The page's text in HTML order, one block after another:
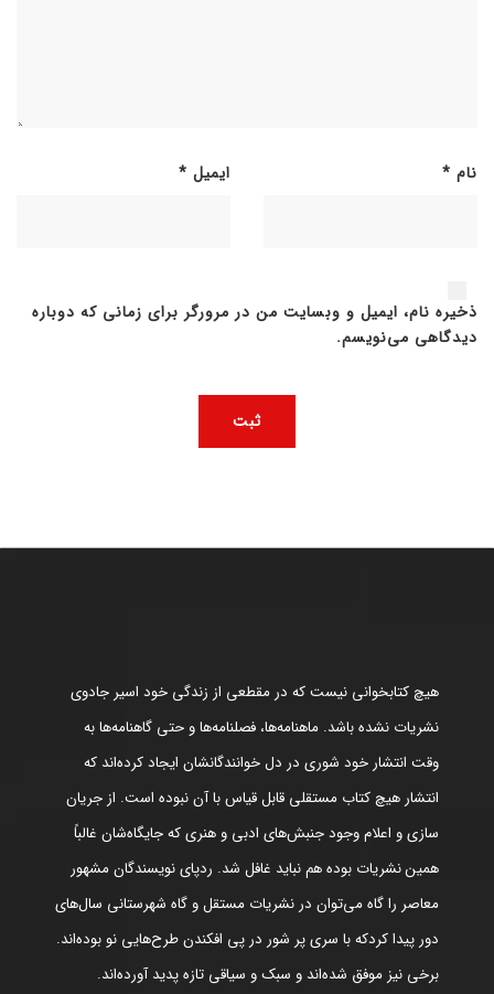
نام * ایمیل *
ذخیره نام، ایمیل و وبسایت من در مرورگر برای زمانی که دوباره
دیدگاهی می‌نویسم.
هیچ کتابخوانی نیست که در مقطعی از زندگی خود اسیر جادوی
نشریات نشده باشد. ماهنامه‌ها، فصلنامه‌ها و حتی گاهنامه‌ها به
وقت انتشار خود شوری در دل خوانندگانشان ایجاد کرده‌اند که
انتشار هیچ کتاب مستقلی قابل قیاس با آن نبوده است. از جریان
سازی و اعلام وجود جنبش‌های ادبی و هنری که جایگاه‌شان غالباً
همین نشریات بوده هم نباید غافل شد. ردپای نویسندگان مشهور
معاصر را گاه می‌توان در نشریات مستقل و گاه شهرستانی سال‌های
دور پیدا کردکه با سری پر شور در پی افکندن طرح‌هایی نو بوده‌اند.
برخی نیز موفق شده‌اند و سبک و سیاقی تازه پدید آورده‌اند.